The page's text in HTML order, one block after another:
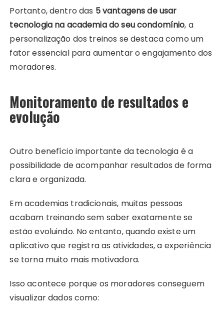
Portanto, dentro das 5 vantagens de usar
tecnologia na academia do seu condomínio, a
personalização dos treinos se destaca como um
fator essencial para aumentar o engajamento dos
moradores.
Monitoramento de resultados e
evolução
Outro benefício importante da tecnologia é a
possibilidade de acompanhar resultados de forma
clara e organizada.
Em academias tradicionais, muitas pessoas
acabam treinando sem saber exatamente se
estão evoluindo. No entanto, quando existe um
aplicativo que registra as atividades, a experiência
se torna muito mais motivadora.
Isso acontece porque os moradores conseguem
visualizar dados como: